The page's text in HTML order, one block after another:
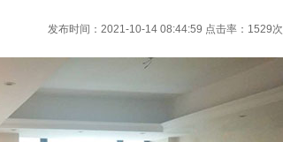
发布时间：2021-10-14 08:44:59 点击率： 1529次